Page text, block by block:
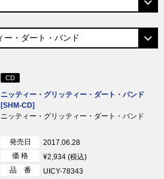
CD
ニッティー・グリッティー・ダート・バンド
[SHM-CD]
ニッティー・グリッティー・ダート・バンド
発売日
2017.06.28
価 格
¥2,934 (税込)
品 番
UICY-78343